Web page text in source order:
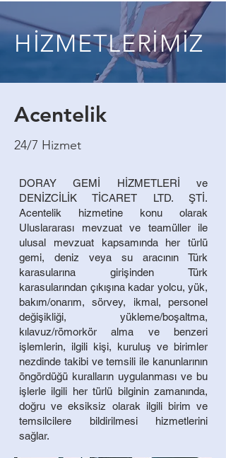
HİZMETLERİMİZ
Acentelik
24/7 Hizmet
DORAY GEMİ HİZMETLERİ ve
DENİZCİLİK TİCARET LTD. ŞTİ.
Acentelik hizmetine konu olarak
Uluslararası mevzuat ve teamüller ile
ulusal mevzuat kapsamında her türlü
gemi, deniz veya su aracının Türk
karasularına girişinden Türk
karasularından çıkışına kadar yolcu, yük,
bakım/onarım, sörvey, ikmal, personel
değişikliği, yükleme/boşaltma,
kılavuz/römorkör alma ve benzeri
işlemlerin, ilgili kişi, kuruluş ve birimler
nezdinde takibi ve temsili ile kanunlarının
öngördüğü kuralların uygulanması ve bu
işlerle ilgili her türlü bilginin zamanında,
doğru ve eksiksiz olarak ilgili birim ve
temsilcilere bildirilmesi hizmetlerini
sağlar.